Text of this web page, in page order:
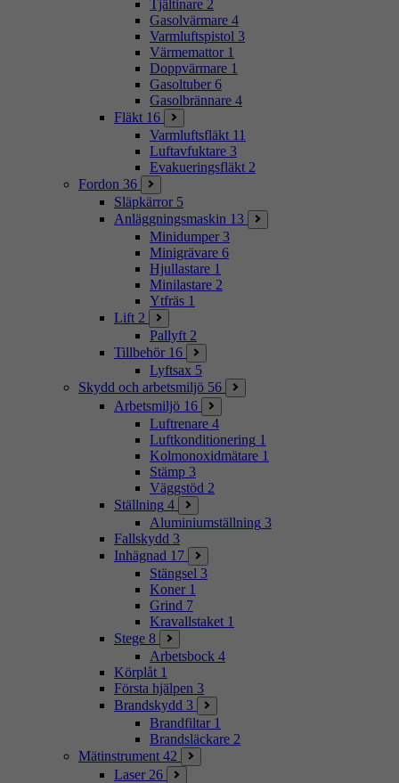
Tjältinare 2
Gasolvärmare 4
Varmluftspistol 3
Värmemattor 1
Doppvärmare 1
Gasoltuber 6
Gasolbrännare 4
Fläkt 16
Varmluftsfläkt 11
Luftavfuktare 3
Evakueringsfläkt 2
Fordon 36
Släpkärror 5
Anläggningsmaskin 13
Minidumper 3
Minigrävare 6
Hjullastare 1
Minilastare 2
Ytfräs 1
Lift 2
Pallyft 2
Tillbehör 16
Lyftsax 5
Skydd och arbetsmiljö 56
Arbetsmiljö 16
Luftrenare 4
Luftkonditionering 1
Kolmonoxidmätare 1
Stämp 3
Väggstöd 2
Ställning 4
Aluminiumställning 3
Fallskydd 3
Inhägnad 17
Stängsel 3
Koner 1
Grind 7
Kravallstaket 1
Stege 8
Arbetsbock 4
Körplåt 1
Första hjälpen 3
Brandskydd 3
Brandfiltar 1
Brandsläckare 2
Mätinstrument 42
Laser 26